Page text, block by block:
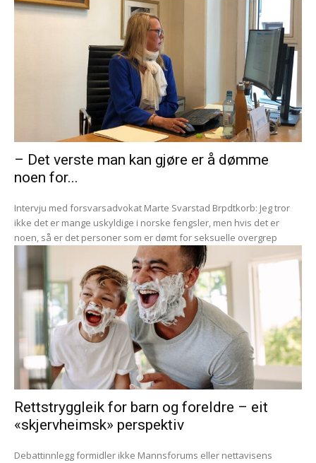
– Det verste man kan gjøre er å dømme
noen for...
Intervju med forsvarsadvokat Marte Svarstad Brpdtkorb: Jeg tror
ikke det er mange uskyldige i norske fengsler, men hvis det er
noen, så er det personer som er dømt for seksuelle overgrep
Rettstryggleik for barn og foreldre – eit
«skjervheimsk» perspektiv
Debattinnlegg formidler ikke Mannsforums eller nettavisens